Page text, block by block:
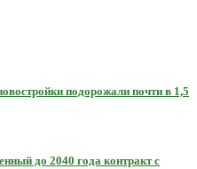
подорожали почти в 1,5
до 2040 года контракт с